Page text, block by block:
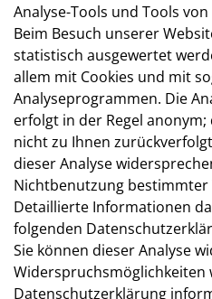
Analyse-Tools und Tools
Beim Besuch unserer
statistisch ausgewertet
allem mit Cookies und mit
Analyseprogrammen. Die
erfolgt in der Regel
nicht zu Ihnen
dieser Analyse
Nichtbenutzung
Detaillierte Informationen
folgenden
Sie können dieser Analyse
Widerspruchsmöglichkeiten
Datenschutzerklärung